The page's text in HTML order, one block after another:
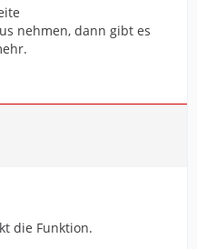
nehmen, dann gibt es
die Funktion.